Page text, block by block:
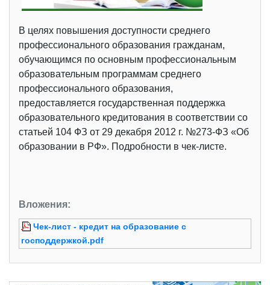
В целях повышения доступности среднего
профессионального образования гражданам,
обучающимся по основным профессиональным
образовательным программам среднего
профессионального образования,
предоставляется государственная поддержка
образовательного кредитования в соответствии со
статьей 104 ФЗ от 29 декабря 2012 г. №273-ФЗ «Об
образовании в РФ». Подробности в чек-листе.
Вложения:
Чек-лист - кредит на образование с
господдержкой.pdf